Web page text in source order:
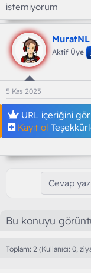
istemiyorum
MuratNL
Aktif Üye
5 Kas 2023
URL içeriğini
Kayıt ol
Cevap
Bu konuyu
Toplam: 2 (Kullanıcı: 0,